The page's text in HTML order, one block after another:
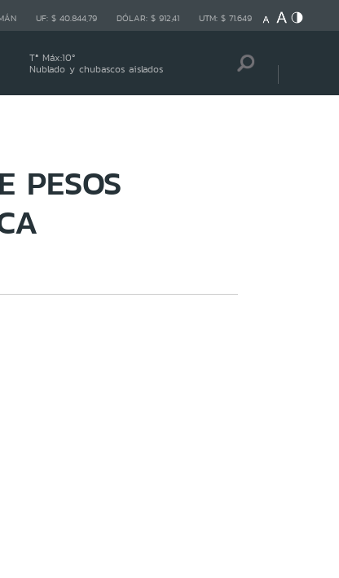
UF: $ 40.844,79 DÓLAR: $ 912,41 UTM: $ 71.649
Tª Máx:10º
Nublado y chubascos aislados
PESOS